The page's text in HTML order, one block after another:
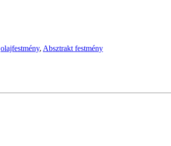
olajfestmény, Absztrakt festmény